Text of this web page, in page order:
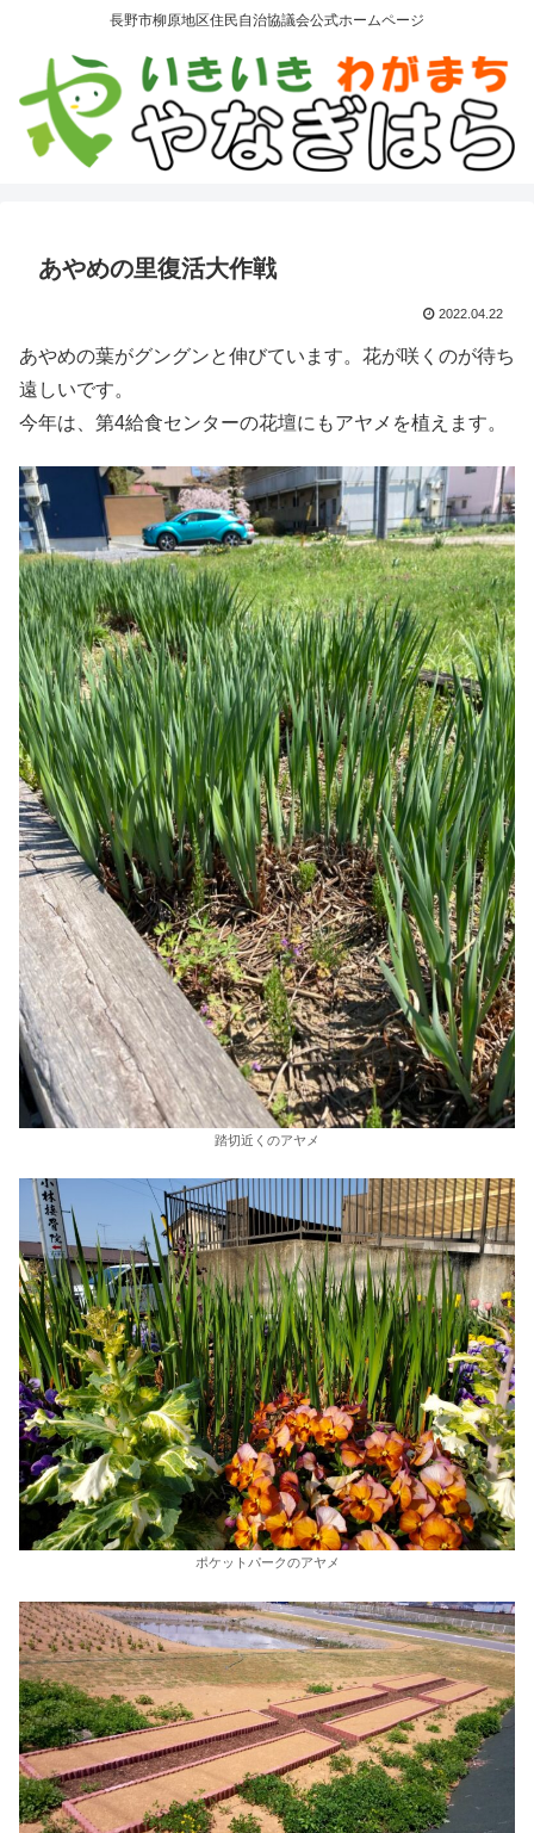
長野市柳原地区住民自治協議会公式ホームページ
あやめの里復活大作戦
2022.04.22
あやめの葉がグングンと伸びています。花が咲くのが待ち
遠しいです。
今年は、第4給食センターの花壇にもアヤメを植えます。
踏切近くのアヤメ
ポケットパークのアヤメ